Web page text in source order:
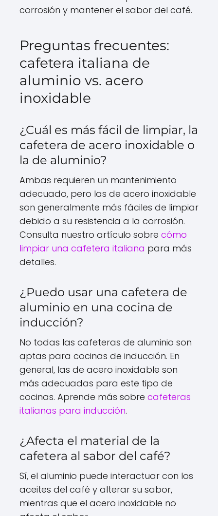
corrosión y mantener el sabor del café.
Preguntas frecuentes:
cafetera italiana de
aluminio vs. acero
inoxidable
¿Cuál es más fácil de limpiar, la
cafetera de acero inoxidable o
la de aluminio?
Ambas requieren un mantenimiento
adecuado, pero las de acero inoxidable
son generalmente más fáciles de limpiar
debido a su resistencia a la corrosión.
Consulta nuestro artículo sobre cómo
limpiar una cafetera italiana para más
detalles.
¿Puedo usar una cafetera de
aluminio en una cocina de
inducción?
No todas las cafeteras de aluminio son
aptas para cocinas de inducción. En
general, las de acero inoxidable son
más adecuadas para este tipo de
cocinas. Aprende más sobre cafeteras
italianas para inducción.
¿Afecta el material de la
cafetera al sabor del café?
Sí, el aluminio puede interactuar con los
aceites del café y alterar su sabor,
mientras que el acero inoxidable no